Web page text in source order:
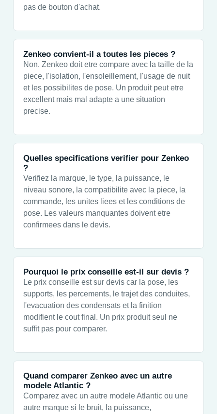
pas de bouton d'achat.
Zenkeo convient-il a toutes les pieces ?
Non. Zenkeo doit etre compare avec la taille de la
piece, l'isolation, l'ensoleillement, l'usage de nuit
et les possibilites de pose. Un produit peut etre
excellent mais mal adapte a une situation
precise.
Quelles specifications verifier pour Zenkeo
?
Verifiez la marque, le type, la puissance, le
niveau sonore, la compatibilite avec la piece, la
commande, les unites liees et les conditions de
pose. Les valeurs manquantes doivent etre
confirmees dans le devis.
Pourquoi le prix conseille est-il sur devis ?
Le prix conseille est sur devis car la pose, les
supports, les percements, le trajet des conduites,
l'evacuation des condensats et la finition
modifient le cout final. Un prix produit seul ne
suffit pas pour comparer.
Quand comparer Zenkeo avec un autre
modele Atlantic ?
Comparez avec un autre modele Atlantic ou une
autre marque si le bruit, la puissance,